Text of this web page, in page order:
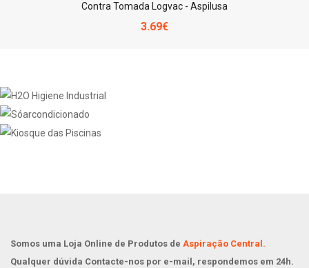
Contra Tomada Logvac - Aspilusa
3.69€
Somos uma Loja Online de Produtos de Aspiração Central.
Qualquer dúvida Contacte-nos por e-mail, respondemos em 24h.